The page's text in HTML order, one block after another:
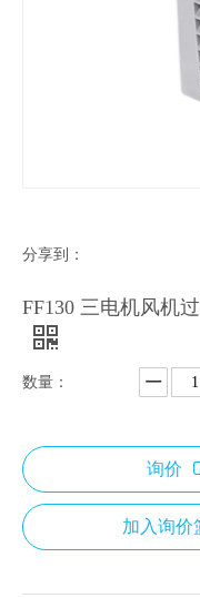
分享到：
FF130 三电机风机
数量：
询价
加入询价